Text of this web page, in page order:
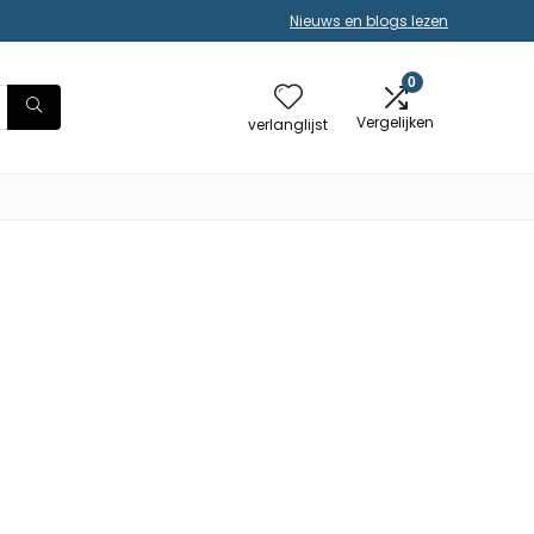
Nieuws en blogs lezen
verlanglijst
0
Vergelijken